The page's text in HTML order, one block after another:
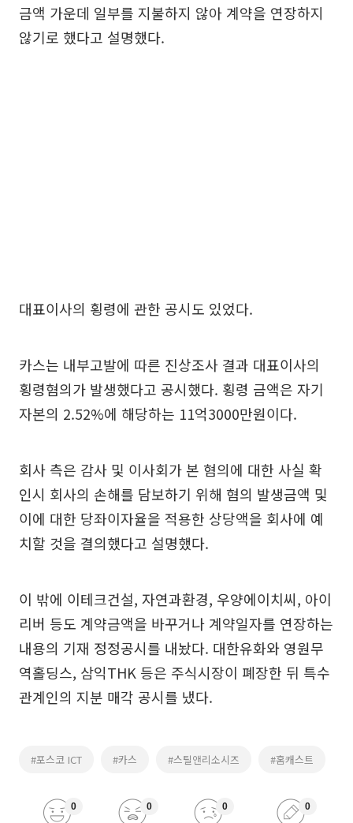
금액 가운데 일부를 지불하지 않아 계약을 연장하지
않기로 했다고 설명했다.
대표이사의 횡령에 관한 공시도 있었다.
카스는 내부고발에 따른 진상조사 결과 대표이사의
횡령혐의가 발생했다고 공시했다. 횡령 금액은 자기
자본의 2.52%에 해당하는 11억3000만원이다.
회사 측은 감사 및 이사회가 본 혐의에 대한 사실 확
인시 회사의 손해를 담보하기 위해 혐의 발생금액 및
이에 대한 당좌이자율을 적용한 상당액을 회사에 예
치할 것을 결의했다고 설명했다.
이 밖에 이테크건설, 자연과환경, 우양에이치씨, 아이
리버 등도 계약금액을 바꾸거나 계약일자를 연장하는
내용의 기재 정정공시를 내놨다. 대한유화와 영원무
역홀딩스, 삼익THK 등은 주식시장이 폐장한 뒤 특수
관계인의 지분 매각 공시를 냈다.
#포스코 ICT #카스 #스틸앤리소시즈 #홈캐스트
0 0 0 0